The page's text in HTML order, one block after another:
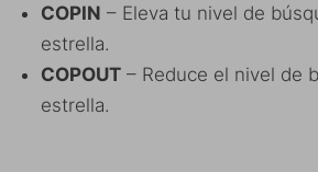
COPIN – Eleva tu nivel de
estrella.
COPOUT – Reduce el nivel de
estrella.